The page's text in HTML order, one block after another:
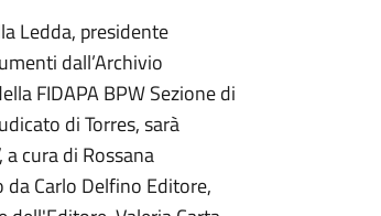
Ledda, presidente
dall’Archivio
FIDAPA BPW Sezione di
di Torres, sarà
cura di Rossana
Carlo Delfino Editore,